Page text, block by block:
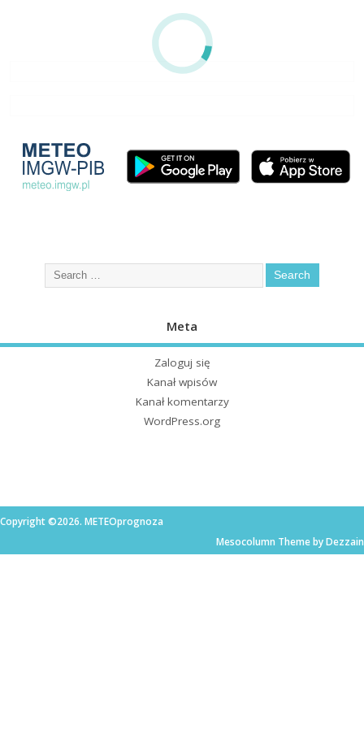
Meta
Zaloguj się
Kanał wpisów
Kanał komentarzy
WordPress.org
Copyright ©2026. METEOprognoza
Mesocolumn Theme by Dezzain